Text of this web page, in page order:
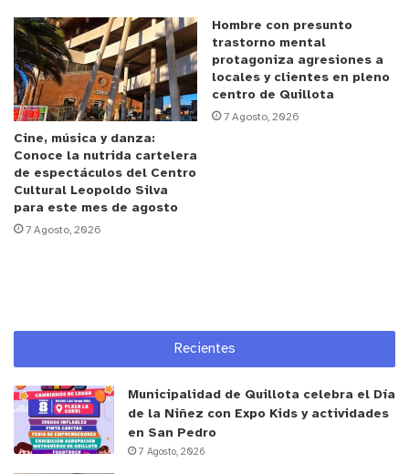
Hospital Biprovincial aún en proceso de Puesta en
Marcha
Cabe recordar que el Hospital Biprovincial,
cuyo traslado de la atención cerrada se concretó
en octubre del año 2022, aún se encuentra en
período de Puesta en Marcha, esperándose para
fines del año en curso o inicios del 2025 su
operación normal, por lo que el fortalecimiento de
Al respecto, el Subdirector Médico, Dr. José Miguel
Gutiérrez Giraud, señaló: “Estamos aún en un
período de Puesta en Marcha, de desarrollo y
crecimiento institucional, entonces muchas de las
especialidades son dependientes de pocos
especialistas, que requieren ser reforzados como
Cine, música y danza:
Conoce la nutrida cartelera
de espectáculos del Centro
Cultural Leopoldo Silva
para este mes de agosto
7 Agosto, 2026
Hombre con presunto
trastorno mental
protagoniza agresiones a
locales y clientes en pleno
centro de Quillota
7 Agosto, 2026
Recientes
Municipalidad de Quillota celebra el Día
de la Niñez con Expo Kids y actividades
en San Pedro
7 Agosto, 2026